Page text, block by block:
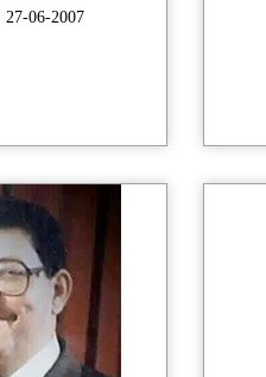
27-06-2007 27-06-2010